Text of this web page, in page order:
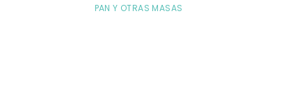
PAN Y OTRAS MASAS